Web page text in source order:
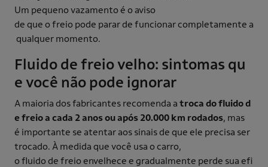
Um pequeno vazamento é o aviso
de que o freio pode parar de funcionar completamente a
qualquer momento.
Fluido de freio velho: sintomas qu
e você não pode ignorar
A maioria dos fabricantes recomenda a troca do fluido d
e freio a cada 2 anos ou após 20.000 km rodados, mas
é importante se atentar aos sinais de que ele precisa ser
trocado. À medida que você usa o carro,
o fluido de freio envelhece e gradualmente perde sua efi